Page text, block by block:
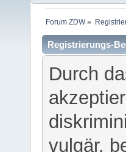
Forum ZDW»
Registrierungs-
Durch
vulgär,